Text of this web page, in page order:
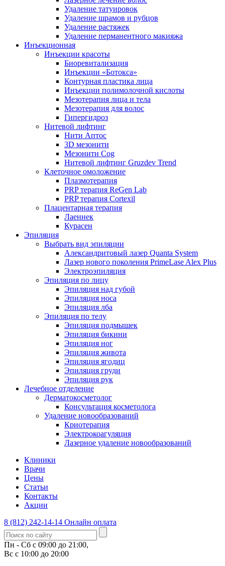
Удаление татуировок
Удаление шрамов и рубцов
Удаление растяжек
Удаление перманентного макияжа
Инъекционная
Инъекции красоты
Биоревитализация
Инъекции «Ботокса»
Контурная пластика лица
Инъекции полимолочной кислоты
Мезотерапия лица и тела
Мезотерапия для волос
Гипергидроз
Нитевой лифтинг
Нити Аптос
3D мезонити
Мезонити Cog
Нитевой лифтинг Gruzdev Trend
Клеточное омоложение
Плазмотерапия
PRP терапия ReGen Lab
PRP терапия Cortexil
Плацентарная терапия
Лаеннек
Курасен
Эпиляция
Выбрать вид эпиляции
Александритовый лазер Quanta System
Лазер нового поколения PrimeLase Alex Plus
Электроэпиляция
Эпиляция по лицу
Эпиляция над губой
Эпиляция носа
Эпиляция лба
Эпиляция по телу
Эпиляция подмышек
Эпиляция бикини
Эпиляция ног
Эпиляция живота
Эпиляция ягодиц
Эпиляция груди
Эпиляция рук
Лечебное отделение
Дерматокосметолог
Консультация косметолога
Удаление новообразований
Криотерапия
Электрокоагуляция
Лазерное удаление новообразований
Клиники
Врачи
Цены
Статьи
Контакты
Акции
8 (812) 242-14-14 Онлайн оплата
Пн - Сб с 09:00 до 21:00,
Вс с 10:00 до 20:00